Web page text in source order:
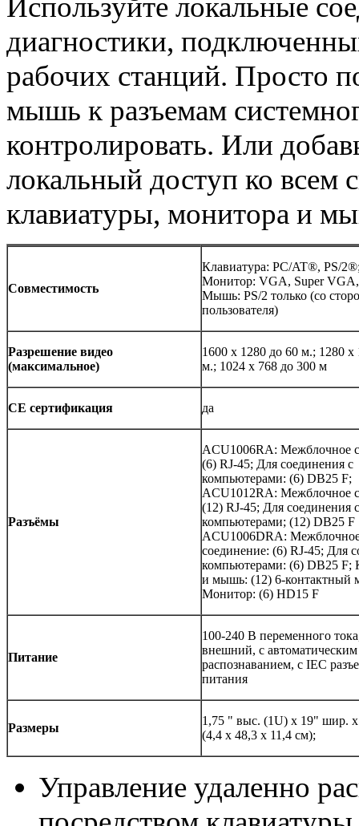
Используйте локальные
диагностики,
рабочих станций. Просто
мышь к разъемам
контролировать. Или
локальный доступ ко всем
клавиатуры, монитора и
Совместимость
Клавиатура: PC/AT®, PS/
Монитор: VGA, Super
Мышь: PS/2 только (со
пользователя)
Разрешение видео
(максимальное)
1600 x 1280 до 60 м.; 1280 x
м.; 1024 x 768 до 300 м
CE сертификация да
Разъёмы
ACU1006RA: Межблочное
(6) RJ-45; Для соединения с
компьютерами: (6) DB25 F;
ACU1012RA: Межблочное
(12) RJ-45; Для соединения с
компьютерами; (12) DB25 F
ACU1006DRA:
соединение: (6) RJ-45; Для
компьютерами: (6) DB25 F;
и мышь: (12) 6-контактный
Монитор: (6) HD15 F
Питание
100-240 В переменного
внешний, с автоматическим
распознаванием, с IEC
питания
Размеры
1,75 " выс. (1U) х 19" шир. х
(4,4 х 48,3 х 11,4 см);
Управление удаленно